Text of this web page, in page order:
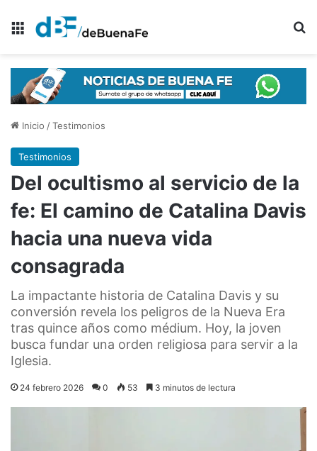
Menú
Inicio /Testimonios
Testimonios
Del ocultismo al servicio de la
fe: El camino de Catalina Davis
hacia una nueva vida
consagrada
La impactante historia de Catalina Davis y su
conversión revela los peligros de la Nueva Era
tras quince años como médium. Hoy, la joven
busca fundar una orden religiosa para servir a la
Iglesia.
24 febrero 2026 0 53 3 minutos de lectura